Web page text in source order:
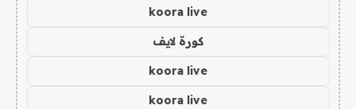
koora live
كورة لايف
koora live
koora live